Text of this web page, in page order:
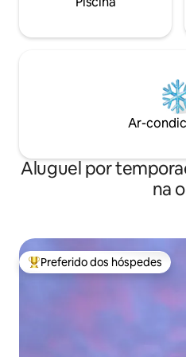
Ar-
Aluguel por
na
Entre os melhores preferidos
Preferido dos hóspedes